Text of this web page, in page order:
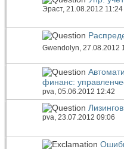
Эраст, 21.08.2012 11:24
Gwendolyn, 27.08.2012
финанс:
pva , 05.06.2012 12:42
pva, 23.07.2012 09:06